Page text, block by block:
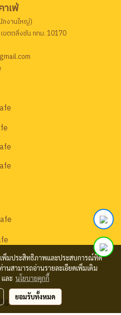
เฟ่
กงานใหญ่)
ตตลิ่งชัน กทม. 10170
เพิ่มประสิทธิภาพและประสบการณ์ที่ดี
านสามารถอ่านรายละเอียดเพิ่มเติม
และ นโยบายคุกกี้
ยอมรับทั้งหมด